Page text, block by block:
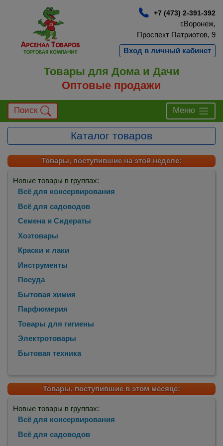
+7 (473) 2-391-392
г.Воронеж,
Проспект Патриотов, 9
Вход в личный кабинет
Товары для Дома и Дачи
Оптовые продажи
Поиск Меню
Каталог товаров
Товары, поступившие на этой неделе:
Новые товары в группах:
Всё для консервирования
Всё для садоводов
Семена и Сидераты
Хозтовары
Краски и лаки
Инструменты
Посуда
Бытовая химия
Парфюмерия
Товары для гигиены
Электротовары
Бытовая техника
Товары, поступившие в этом месяце:
Новые товары в группах:
Всё для консервирования
Всё для садоводов